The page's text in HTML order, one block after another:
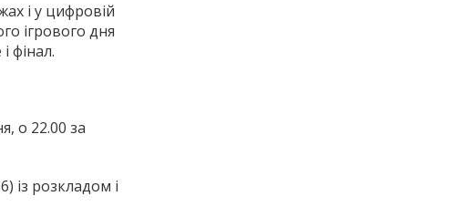
і у цифровій
ігрового дня
фінал.
о 22.00 за
із розкладом і